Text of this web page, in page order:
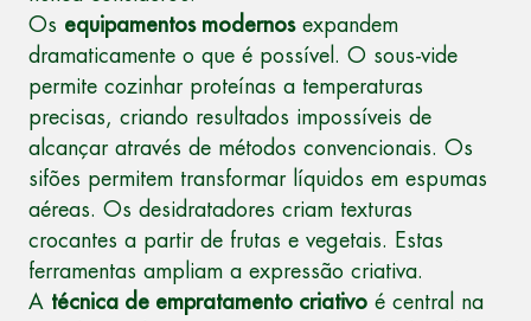
Os equipamentos modernosexpandem
dramaticamente o que é possível. O sous-vide
permite cozinhar proteínas a temperaturas
precisas, criando resultados impossíveis de
alcançar através de métodos convencionais. Os
sifões permitem transformar líquidos em espumas
aéreas. Os desidratadores criam texturas
crocantes a partir de frutas e vegetais. Estas
ferramentas ampliam a expressão criativa.
A técnica de empratamento criativo é central na